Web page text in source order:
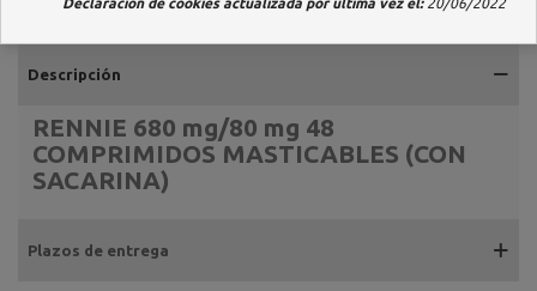
Descripción
RENNIE 680 mg/80 mg 48
COMPRIMIDOS MASTICABLES (CON
SACARINA)
Plazos de entrega